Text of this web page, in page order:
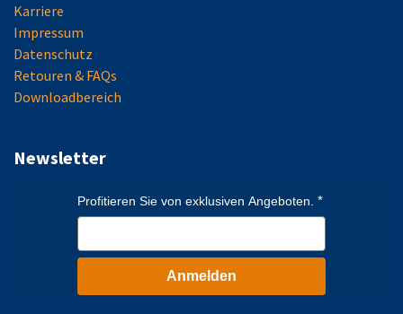
Karriere
Impressum
Datenschutz
Retouren & FAQs
Downloadbereich
Newsletter
Profitieren Sie von exklusiven Angeboten.
Anmelden